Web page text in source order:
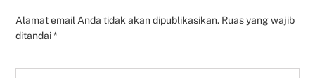
Alamat email Anda tidak akan dipublikasikan. Ruas yang wajib
ditandai*